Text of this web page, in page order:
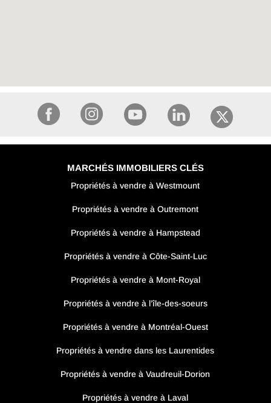
MARCHÉS IMMOBILIERS CLÉS
Propriétés à vendre à Westmount
Propriétés à vendre à Outremont
Propriétés à vendre à Hampstead
Propriétés à vendre à Côte-Saint-Luc
Propriétés à vendre à Mont-Royal
Propriétés à vendre à l’île-des-soeurs
Propriétés à vendre à Montréal-Ouest
Propriétés à vendre dans les Laurentides
Propriétés à vendre à Vaudreuil-Dorion
Propriétés à vendre à Laval